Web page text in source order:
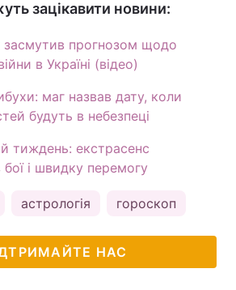
зацікавити новини:
засмутив прогнозом щодо
в Україні (відео)
маг назвав дату, коли
будуть в небезпеці
тиждень: екстрасенс
і швидку перемогу
астрологія гороскоп
НАС